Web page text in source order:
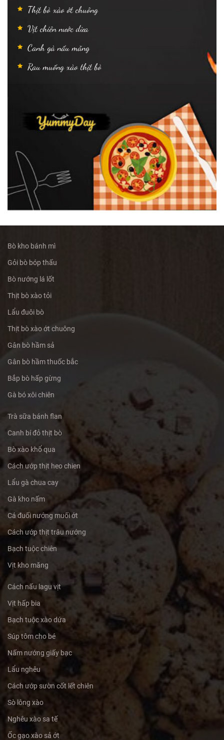
Thịt bò xào ớt chuông
Vịt chiên nước dừa
Canh gà nấu măng
Rau muống xào thịt bò
Bò kho bánh mì
Gỏi bò bóp thấu
Bò nướng lá lốt
Thịt bò xào tỏi
Lẩu đuôi bò
Thịt bò xào ớt chuông
Gân bò hầm sả
Gân bò hầm thuốc bắc
Bắp bò hấp gừng
Gà bó xôi chiên
Trà sữa bánh flan
Canh bí đỏ thịt bò
Bò xào khổ qua
Cách ướp thịt heo chien
Lẩu gà chua cay
Gà kho nấm
Cá đuối nướng muối ớt
Cách ướp thịt trâu nướng
Bạch tuộc chiên
Vịt kho măng
Cách nấu lagu vịt
Vịt hấp bia
Bạch tuộc xào dứa
Súp tôm cho bé
Nấm nướng giấy bạc
Lẩu nghêu
Cách ướp sườn cốt lết chiên
Sò lông xào
Nghêu xào sa tế
Ốc gạo xào sả ớt